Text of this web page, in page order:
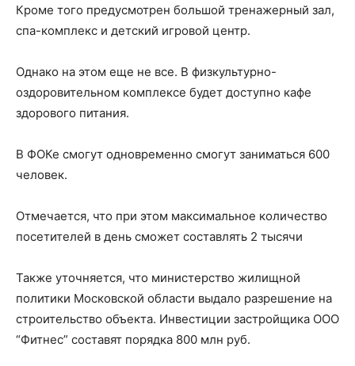
Кроме того предусмотрен большой тренажерный зал,
спа-комплекс и детский игровой центр.
Однако на этом еще не все. В физкультурно-
оздоровительном комплексе будет доступно кафе
здорового питания.
В ФОКе смогут одновременно смогут заниматься 600
человек.
Отмечается, что при этом максимальное количество
посетителей в день сможет составлять 2 тысячи
Также уточняется, что министерство жилищной
политики Московской области выдало разрешение на
строительство объекта. Инвестиции застройщика ООО
“Фитнес” составят порядка 800 млн руб.